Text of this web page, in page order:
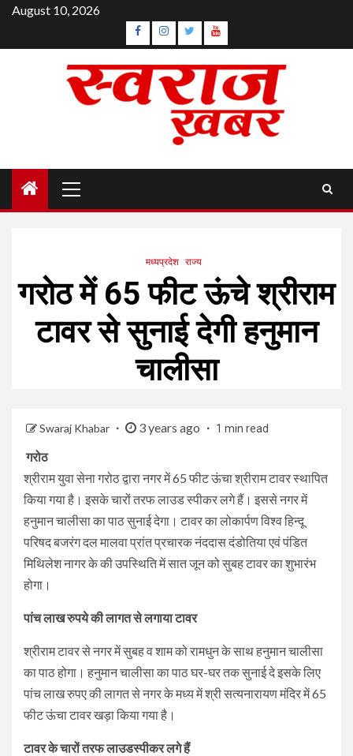
Skip
content
August 10, 2026
Facebook
Instagram
TwitterYouTube
Menu
मध्यप्रदेश राज्य
गरोठ में 65 फीट ऊंचे श्रीराम
टावर से सुनाई देगी हनुमान
चालीसा
Swaraj Khabar 3 years ago 1 min read
गरोठ
श्रीराम युवा सेना गरोठ द्वारा नगर में 65 फीट ऊंचा श्रीराम टावर स्थापित
किया गया है। इसके चारों तरफ लाउड स्पीकर लगे हैं। इससे नगर में
हनुमान चालीसा का पाठ सुनाई देगा। टावर का लोकार्पण विश्व हिन्दू
परिषद बजरंग दल मालवा प्रांत प्रचारक नंददास दंडोतिया एवं पंडित
मिथिलेश नागर के की उपस्थिति में सात जून को सुबह टावर का शुभारंभ
होगा।
पांच लाख रुपये की लागत से लगाया टावर
श्रीराम टावर से नगर में सुबह व शाम को रामधुन के साथ हनुमान चालीसा
का पाठ होगा। हनुमान चालीसा का पाठ घर-घर तक सुनाई दे इसके लिए
पांच लाख रुपए की लागत से नगर के मध्य में श्री सत्यनारायण मंदिर में 65
फीट ऊंचा टावर खड़ा किया गया है।
टावर के चारों तरफ लाउडस्पीकर लगे हैं